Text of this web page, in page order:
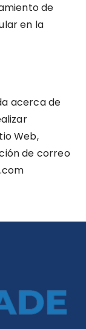
de
en la
acerca de
Web,
de correo